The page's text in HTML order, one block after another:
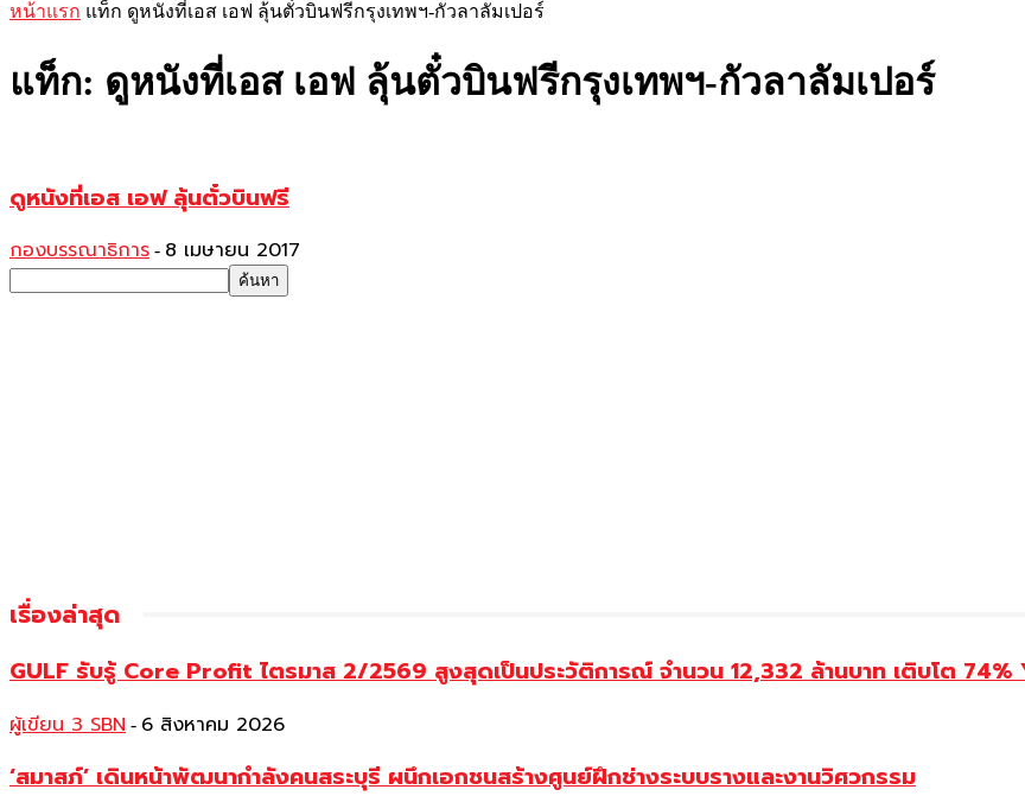
หน้าแรก แท็ก ดูหนังที่เอส เอฟ ลุ้นตั๋วบินฟรีกรุงเทพฯ-กัวลาลัมเปอร์
แท็ก: ดูหนังที่เอส เอฟ ลุ้นตั๋วบินฟรีกรุงเทพฯ-กัวลาลัมเปอร์
ดูหนังที่เอส เอฟ ลุ้นตั๋วบินฟรี
กองบรรณาธิการ - 8 เมษายน 2017
เรื่องล่าสุด
GULF รับรู้ Core Profit ไตรมาส 2/2569 สูงสุดเป็นประวัติการณ์ จำนวน 12,332 ล้านบาท เติบโต 74%
ผู้เขียน 3 SBN - 6 สิงหาคม 2026
‘สมาสภ์’ เดินหน้าพัฒนากำลังคนสระบุรี ผนึกเอกชนสร้างศูนย์ฝึกช่างระบบรางและงานวิศวกรรม